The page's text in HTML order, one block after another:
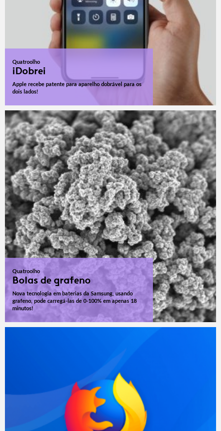
Quatroolho
iDobrei
Apple recebe patente para aparelho dobrável para os
dois lados!
Quatroolho
Bolas de grafeno
Nova tecnologia em baterias da Samsung, usando
grafeno, pode carregá-las de 0-100% em apenas 18
minutos!